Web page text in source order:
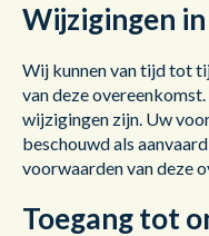
Wijzigingen
Wij kunnen van tijd tot
van deze
wijzigingen zijn. Uw
beschouwd als
voorwaarden van deze
Toegang tot